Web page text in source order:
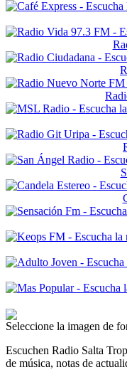
Seleccione la imagen de
Escuchen Radio Salta
de música, notas de